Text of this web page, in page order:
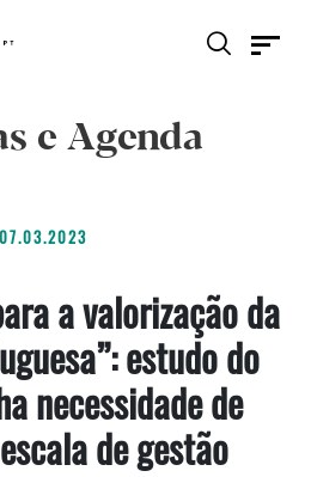
e Agenda
07.03.2023
a valorização da
estudo do
necessidade de
de gestão